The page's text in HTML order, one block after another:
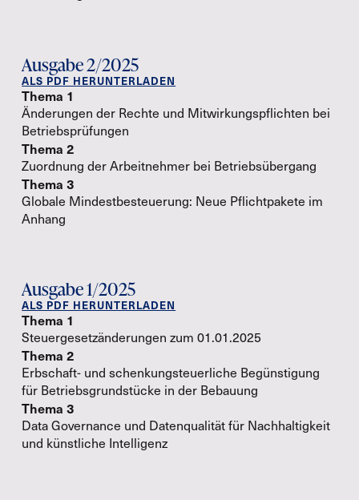
Ausgabe 2/2025
ALS PDF HERUNTERLADEN
Thema 1
Änderungen der Rechte und Mitwirkungspflichten bei
Betriebsprüfungen
Thema 2
Zuordnung der Arbeitnehmer bei Betriebsübergang
Thema 3
Globale Mindestbesteuerung: Neue Pflichtpakete im
Anhang
Ausgabe 1/2025
ALS PDF HERUNTERLADEN
Thema 1
Steuergesetzänderungen zum 01.01.2025
Thema 2
Erbschaft- und schenkungsteuerliche Begünstigung
für Betriebsgrundstücke in der Bebauung
Thema 3
Data Governance und Datenqualität für Nachhaltigkeit
und künstliche Intelligenz